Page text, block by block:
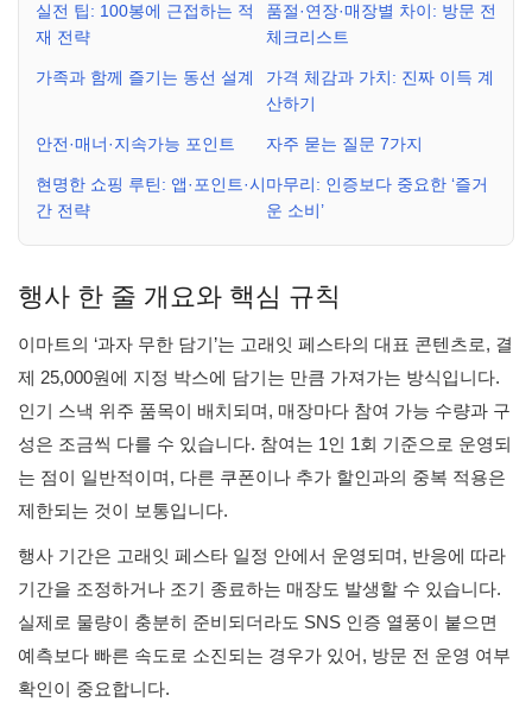
실전 팁: 100봉에 근접하는 적
재 전략
품절·연장·매장별 차이: 방문 전
체크리스트
가족과 함께 즐기는 동선 설계
가격 체감과 가치: 진짜 이득 계
산하기
안전·매너·지속가능 포인트 자주 묻는 질문 7가지
현명한 쇼핑 루틴: 앱·포인트·시
간 전략
마무리: 인증보다 중요한 ‘즐거
운 소비’
행사 한 줄 개요와 핵심 규칙
이마트의 ‘과자 무한 담기’는 고래잇 페스타의 대표 콘텐츠로, 결
제 25,000원에 지정 박스에 담기는 만큼 가져가는 방식입니다.
인기 스낵 위주 품목이 배치되며, 매장마다 참여 가능 수량과 구
성은 조금씩 다를 수 있습니다. 참여는 1인 1회 기준으로 운영되
는 점이 일반적이며, 다른 쿠폰이나 추가 할인과의 중복 적용은
제한되는 것이 보통입니다.
행사 기간은 고래잇 페스타 일정 안에서 운영되며, 반응에 따라
기간을 조정하거나 조기 종료하는 매장도 발생할 수 있습니다.
실제로 물량이 충분히 준비되더라도 SNS 인증 열풍이 붙으면
예측보다 빠른 속도로 소진되는 경우가 있어, 방문 전 운영 여부
확인이 중요합니다.